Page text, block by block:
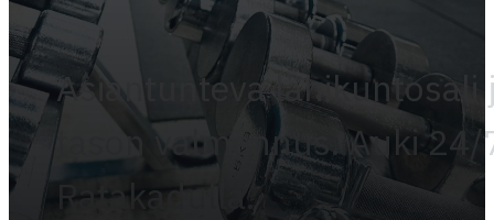
Asiantunteva lähikuntosali
tason valmennus. Auki 24/
Ratakadulla.